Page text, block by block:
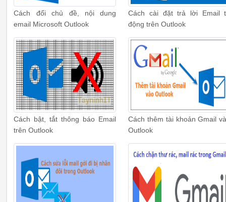
Cách đổi chủ đề, nội dung
email Microsoft Outlook
Cách cài đặt trả lời Email
động trên Outlook
Cách bật, tắt thông báo Email
trên Outlook
Cách thêm tài khoản Gmail
Outlook